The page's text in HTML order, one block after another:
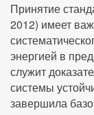
Принятие
2012) имеет
энергией в
служит
системы
завершила